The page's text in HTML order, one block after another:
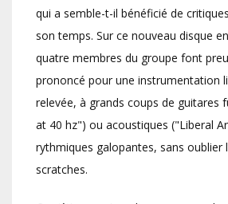
qui a semble-t-il bénéficié de
son temps. Sur ce nouveau disque
quatre membres du groupe font
prononcé pour une instrumentation
relevée, à grands coups de guitares
at 40 hz") ou acoustiques ("Liberal
rythmiques galopantes, sans oublier
scratches.